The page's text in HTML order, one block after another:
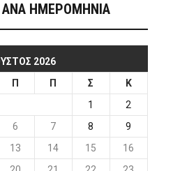
ΗΜΕΡΟΜΗΝΙΑ
2026
Π Π Σ
Κ
1
2
6 7 8
9
13 14 15
16